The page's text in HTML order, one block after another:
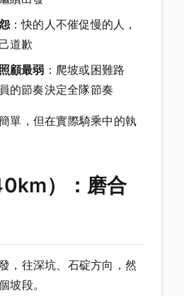
：快的人不催促慢的人，
道歉
顧最弱 ：爬坡或困難路
的節奏決定全隊節奏
單，但在實際騎乘中的執
）：磨合
，往深坑、石碇方向，然
坡段。